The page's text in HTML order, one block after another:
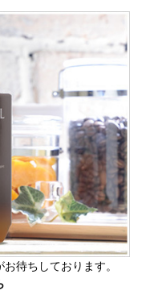
待ちしております。